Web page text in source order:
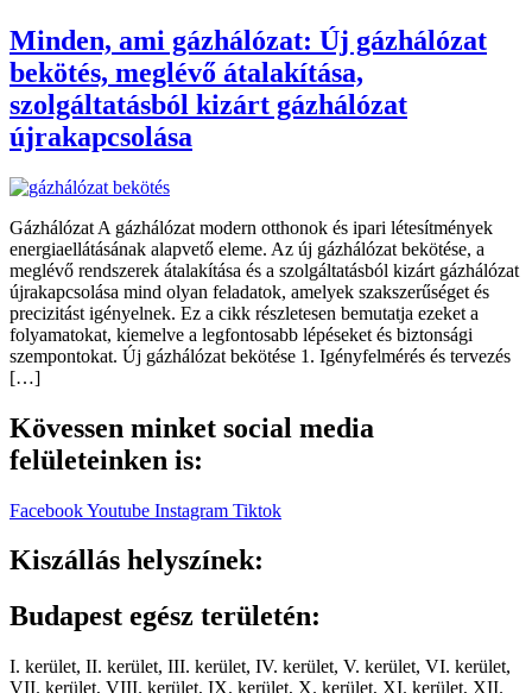
Minden, ami gázhálózat: Új gázhálózat
bekötés, meglévő átalakítása,
szolgáltatásból kizárt gázhálózat
újrakapcsolása
Gázhálózat A gázhálózat modern otthonok és ipari létesítmények
energiaellátásának alapvető eleme. Az új gázhálózat bekötése, a
meglévő rendszerek átalakítása és a szolgáltatásból kizárt gázhálózat
újrakapcsolása mind olyan feladatok, amelyek szakszerűséget és
precizitást igényelnek. Ez a cikk részletesen bemutatja ezeket a
folyamatokat, kiemelve a legfontosabb lépéseket és biztonsági
szempontokat. Új gázhálózat bekötése 1. Igényfelmérés és tervezés
[…]
Kövessen minket social media
felületeinken is:
FacebookYoutube Instagram Tiktok
Kiszállás helyszínek:
Budapest egész területén:
I. kerület, II. kerület, III. kerület, IV. kerület, V. kerület, VI. kerület,
VII. kerület, VIII. kerület, IX. kerület, X. kerület, XI. kerület, XII.